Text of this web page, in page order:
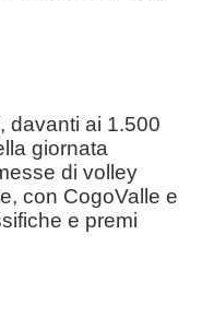
davanti ai 1.500
giornata
di volley
con CogoValle e
e premi